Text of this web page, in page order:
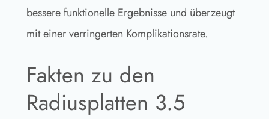
bessere funktionelle Ergebnisse und überzeugt
mit einer verringerten Komplikationsrate.
Fakten zu den
Radiusplatten 3.5